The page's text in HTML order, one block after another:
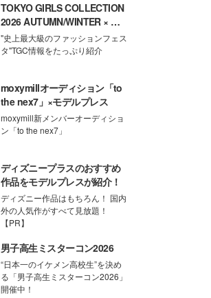
TOKYO GIRLS COLLECTION
2026 AUTUMN/WINTER × モ
デルプレス
"史上最大級のファッションフェス
タ"TGC情報をたっぷり紹介
moxymillオーディション「to
the nex7」×モデルプレス
moxymill新メンバーオーディショ
ン「to the nex7」
ディズニープラスのおすすめ
作品をモデルプレスが紹介！
ディズニー作品はもちろん！ 国内
外の人気作がすべて見放題！
【PR】
男子高生ミスターコン2026
“日本一のイケメン高校生”を決め
る「男子高生ミスターコン2026」
開催中！